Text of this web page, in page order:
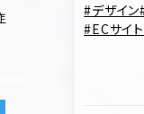
デザイン
ECサイ